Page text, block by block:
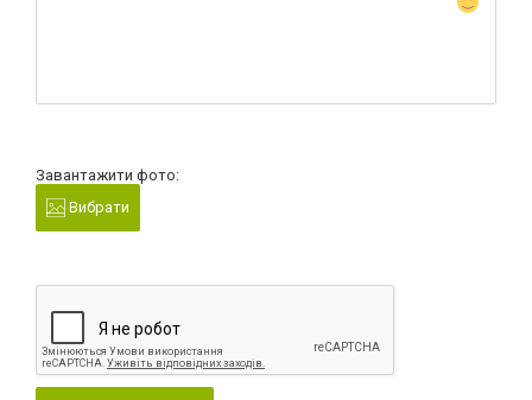
Завантажити фото:
Вибрати